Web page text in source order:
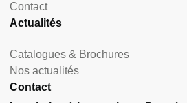
Contact
Actualités
Catalogues & Brochures
Nos actualités
Contact